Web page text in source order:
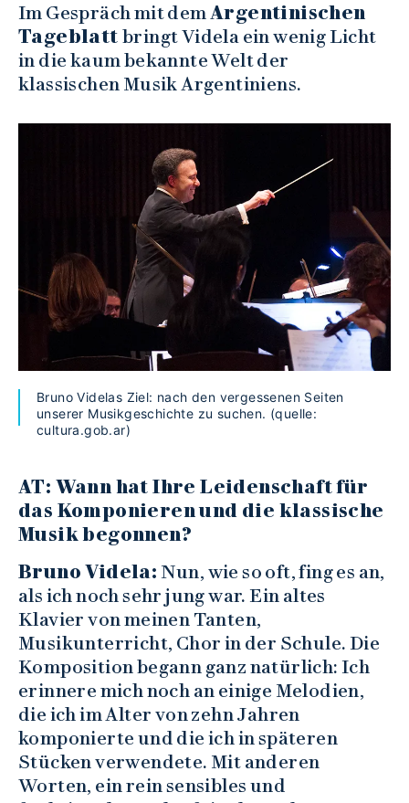
Im Gespräch mit demArgentinischen
Tageblattbringt Videla ein wenig Licht
in die kaum bekannte Welt der
klassischen Musik Argentiniens.
Bruno Videlas Ziel: nach den vergessenen Seiten
unserer Musikgeschichte zu suchen. (quelle:
cultura.gob.ar)
AT: Wann hat Ihre Leidenschaft für
das Komponieren und die klassische
Musik begonnen?
Bruno Videla: Nun, wie so oft, fing es an,
als ich noch sehr jung war. Ein altes
Klavier von meinen Tanten,
Musikunterricht, Chor in der Schule. Die
Komposition begann ganz natürlich: Ich
erinnere mich noch an einige Melodien,
die ich im Alter von zehn Jahren
komponierte und die ich in späteren
Stücken verwendete. Mit anderen
Worten, ein rein sensibles und